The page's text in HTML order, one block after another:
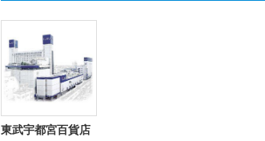
東武宇都宮百貨店